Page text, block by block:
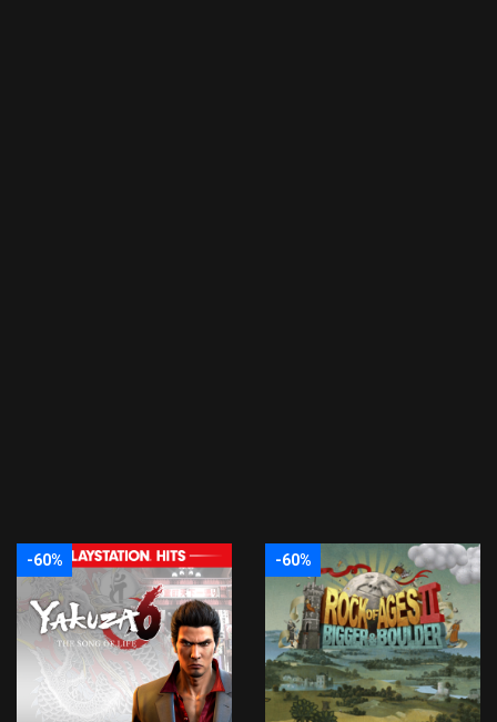
-60% -60%